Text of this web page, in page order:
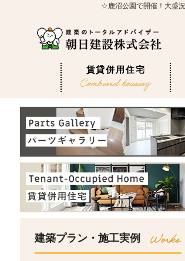
☆鹿沼公園で開催！大盛
賃貸併用住宅
建築プラン・施工実例